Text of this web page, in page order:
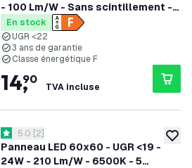
- 100 Lm/W - Sans scintillement -
UGR <22 - Garantie de 3 ans
En stock
UGR <22
3 ans de garantie
Classe énergétique F
14,
90
TVA incluse
Panneau LED 60x60 - UGR <19 -
24W - 210 Lm/W - 6500K - 5
ouvrir le tiroir des avis
5 étoiles de notation
5.0 [2]